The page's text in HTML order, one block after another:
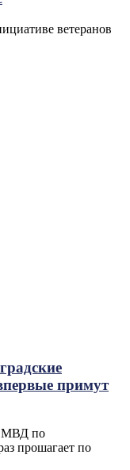
ветеранов
примут
МВД по
прошагает по